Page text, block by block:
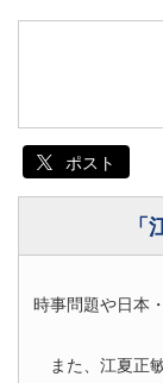
ポスト
時事問題や日本
また、江夏正